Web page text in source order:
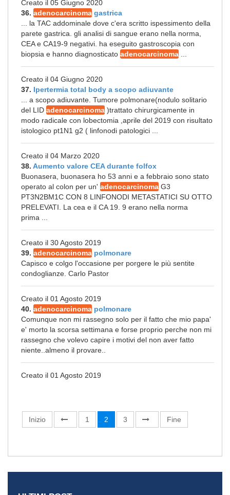
Creato il 05 Giugno 2020
36. adenocarcinoma gastrica
... la TAC addominale dove c'era scritto ispessimento della
parete gastrica. gli analisi di sangue erano nella norma,
CEA e CA19-9 negativi. ha eseguito gastroscopia con
biopsia e hanno diagnosticato adenocarcinoma
Creato il 04 Giugno 2020
37. Ipertermia total body a scopo adiuvante
... a scopo adiuvante. Tumore polmonare(nodulo solitario
del LID adenocarcinoma )trattato chirurgicamente in
modo radicale con lobectomia ,aprile del 2019 con risultato
istologico pt1N1 g2 ( linfonodi patologici ...
Creato il 04 Marzo 2020
38. Aumento valore CEA durante folfox
Buonasera, buonasera ho 53 anni e a febbraio sono stato
operato al colon per un' adenocarcinoma G3
PT3N2BM1C CON 8 LINFONODI METASTATICI SU OTTO
PRELEVATI. La cea e il CA 19. 9 erano nella norma
prima ...
Creato il 30 Agosto 2019
39. adenocarcinoma polmonare
Capisco e colgo l'occasione per porgere le più sentite
condoglianze. Carlo Pastor
Creato il 01 Agosto 2019
40. adenocarcinoma polmonare
Comunque non mi rassegno solo per il fatto che mio papa'
e' morto la scorsa settimana e forse proprio perche non mi
rassegno che volevo capire i motivi del non aver fatto
niente..almeno il provare..
Creato il 01 Agosto 2019
Inizio 1 2 3 Fine